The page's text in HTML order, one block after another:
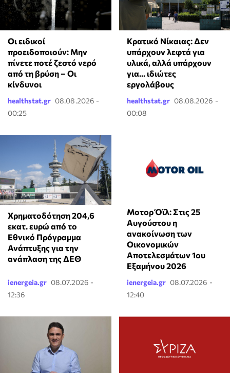
Οι ειδικοί
προειδοποιούν: Μην
πίνετε ποτέ ζεστό νερό
από τη βρύση – Οι
κίνδυνοι
healthstat.gr 08.08.2026 -
00:25
Κρατικό Νίκαιας: Δεν
υπάρχουν λεφτά για
υλικά, αλλά υπάρχουν
για... ιδιώτες
εργολάβους
healthstat.gr 08.08.2026 -
00:08
Χρηματοδότηση 204,6
εκατ. ευρώ από το
Εθνικό Πρόγραμμα
Ανάπτυξης για την
ανάπλαση της ΔΕΘ
ienergeia.gr 08.07.2026 -
12:36
Μοτορ Όϊλ: Στις 25
Αυγούστου η
ανακοίνωση των
Οικονομικών
Αποτελεσμάτων 1ου
Εξαμήνου 2026
ienergeia.gr 08.07.2026 -
12:40